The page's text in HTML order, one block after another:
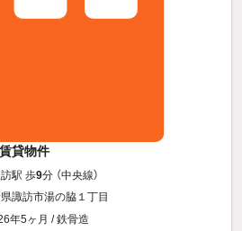
貸物件
駅 歩9分 （中央線）
諏訪市湯の脇１丁目
年5ヶ月 / 鉄骨造